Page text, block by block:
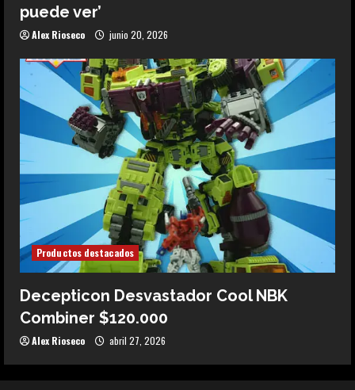
puede ver’
Alex Rioseco junio 20, 2026
Productos destacados
Decepticon Desvastador Cool NBK
Combiner $120.000
Alex Rioseco abril 27, 2026